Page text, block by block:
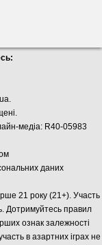
.
медіа: R40-05983
даних
21 року (21+). Участь
Дотримуйтесь правил
ознак залежності
в азартних іграх не